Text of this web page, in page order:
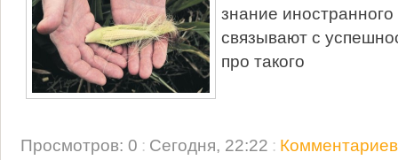
знание
связывают с
про такого
Просмотров: 0 : Сегодня, 22:22 :